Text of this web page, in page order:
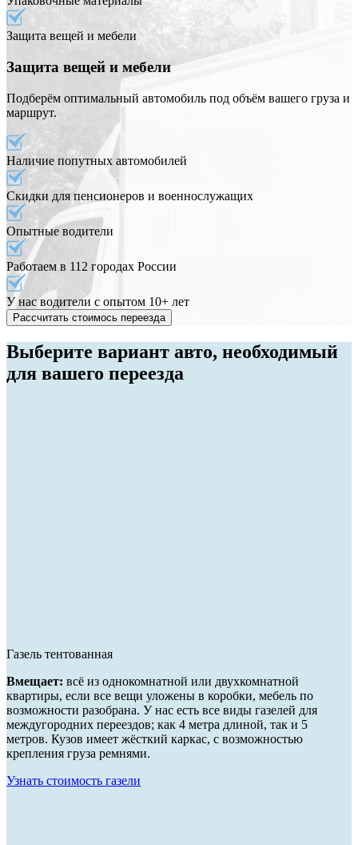
Защита вещей и мебели
Защита вещей и мебели
Подберём оптимальный автомобиль под объём вашего груза и
маршрут.
Наличие попутных автомобилей
Скидки для пенсионеров и военнослужащих
Опытные водители
Работаем в 112 городах России
У нас водители с опытом 10+ лет
Рассчитать стоимось переезда
Выберите вариант авто, необходимый
для вашего переезда
Газель тентованная
Вмещает: всё из однокомнатной или двухкомнатной
квартиры, если все вещи уложены в коробки, мебель по
возможности разобрана. У нас есть все виды газелей для
междугородних переездов; как 4 метра длиной, так и 5
метров. Кузов имеет жёсткий каркас, с возможностью
крепления груза ремнями.
Узнать стоимость газели